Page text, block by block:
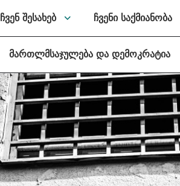
ჩვენ შესახებ ჩვენი საქმიანობა
მართლმსაჯულება და დემოკრატია